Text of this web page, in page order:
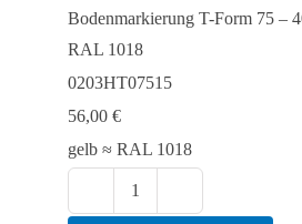
Bodenmarkierung T-Form 75 –
RAL 1018
0203HT07515
56,00 €
gelb ≈ RAL 1018